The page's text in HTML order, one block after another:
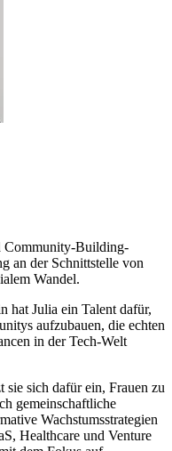
Community-Building-
an der Schnittstelle von
Wandel.
hat Julia ein Talent dafür,
aufzubauen, die echten
in der Tech-Welt
sich dafür ein, Frauen zu
gemeinschaftliche
Wachstumsstrategien
Healthcare und Venture